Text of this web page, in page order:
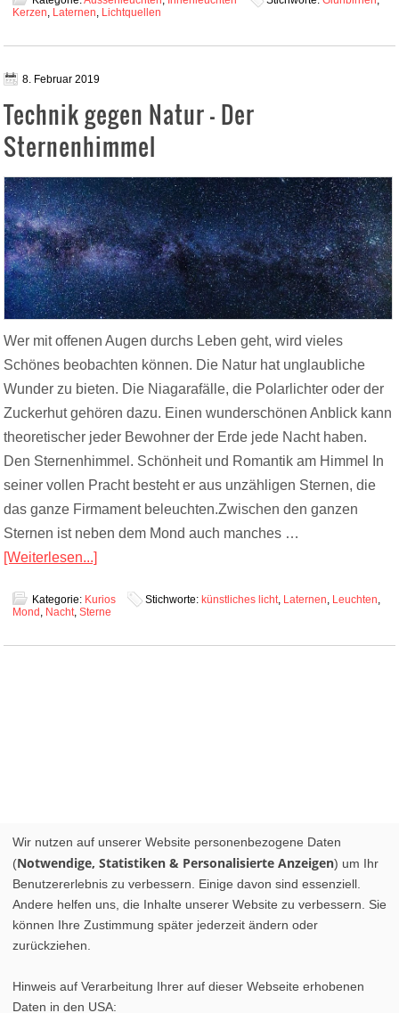
Kerzen, Laternen, Lichtquellen
8. Februar 2019
Technik gegen Natur – Der
Sternenhimmel
Wer mit offenen Augen durchs Leben geht, wird vieles
Schönes beobachten können. Die Natur hat unglaubliche
Wunder zu bieten. Die Niagarafälle, die Polarlichter oder der
Zuckerhut gehören dazu. Einen wunderschönen Anblick kann
theoretischer jeder Bewohner der Erde jede Nacht haben.
Den Sternenhimmel. Schönheit und Romantik am Himmel In
seiner vollen Pracht besteht er aus unzähligen Sternen, die
das ganze Firmament beleuchten.Zwischen den ganzen
Sternen ist neben dem Mond auch manches …
[Weiterlesen...]
Kategorie: Kurios Stichworte:künstliches licht, Laternen, Leuchten,
Mond, Nacht,Sterne
Wir nutzen auf unserer Website personenbezogene Daten
(Notwendige, Statistiken & Personalisierte Anzeigen) um Ihr
Benutzererlebnis zu verbessern. Einige davon sind essenziell.
Andere helfen uns, die Inhalte unserer Website zu verbessern. Sie
können Ihre Zustimmung später jederzeit ändern oder
zurückziehen.
Hinweis auf Verarbeitung Ihrer auf dieser Webseite erhobenen
Daten in den USA: